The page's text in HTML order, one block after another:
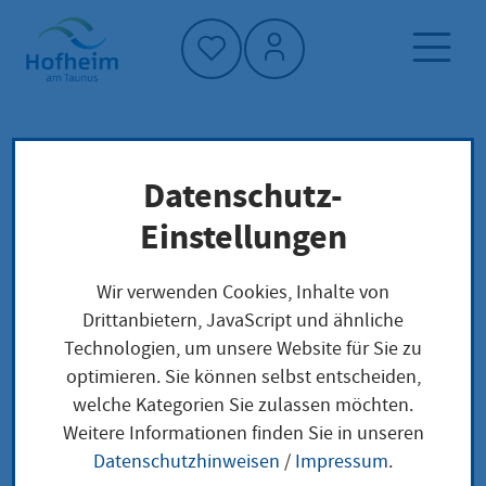
Startseite"
Dienstleistung-Finder
Verwaltungsstruktur
Hessisches Ministerium für Kultus, Bildung
und Chancen - Referat I.2
Hessisches
Ministerium für
Datenschutz-
Einstellungen
Wir verwenden Cookies, Inhalte von
Drittanbietern, JavaScript und ähnliche
Technologien, um unsere Website für Sie zu
optimieren. Sie können selbst entscheiden,
welche Kategorien Sie zulassen möchten.
Weitere Informationen finden Sie in unseren
Datenschutzhinweisen / Impressum.